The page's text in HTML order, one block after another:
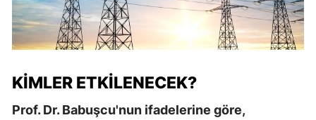
KIMLER ETKILENECEK?
Prof. Dr. Babuşcu'nun ifadelerine göre,